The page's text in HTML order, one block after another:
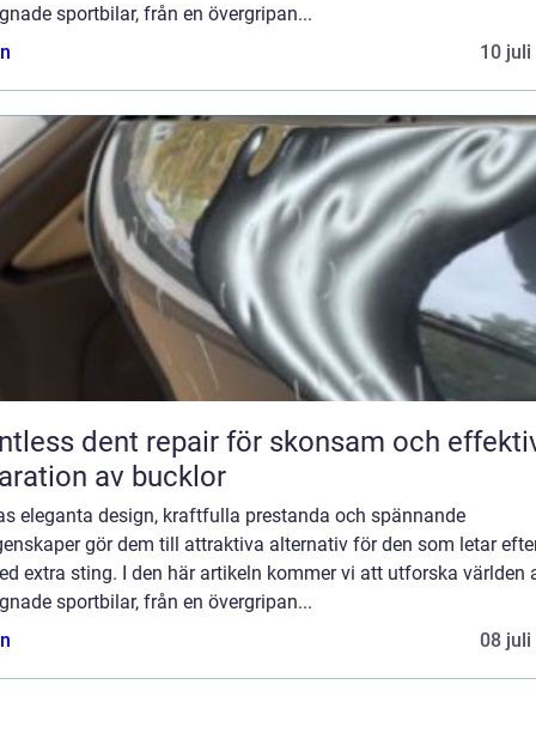
sportbilar, från en övergripan...
10 juli
dent repair för skonsam och
av bucklor
eleganta design, kraftfulla prestanda och spännande
gör dem till attraktiva alternativ för den som letar
extra sting. I den här artikeln kommer vi att utforska världen
sportbilar, från en övergripan...
08 juli